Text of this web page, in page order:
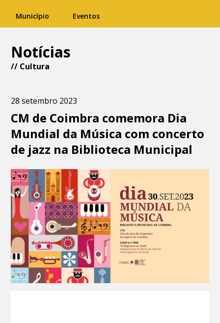
Município Eventos
Notícias
// Cultura
28 setembro 2023
CM de Coimbra comemora Dia
Mundial da Música com concerto
de jazz na Biblioteca Municipal